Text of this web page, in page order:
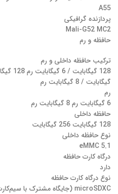
A55
پردازنده گرافیکی
Mali-G52 MC2
حافظه و رم
ترکیب حافظه داخلی و رم
گیگابایت / 8 گیگابایت رم
رم
6 گیگابایت رم 8 گیگابایت رم
حافظه داخلی
128 گیگابایت 256 گیگابایت
نوع حافظه داخلی
eMMC 5.1
درگاه کارت حافظه
دارد
نوع درگاه کارت حافظه
microSDXC (جایگاه مشترک با سیم‌کارت دوم)